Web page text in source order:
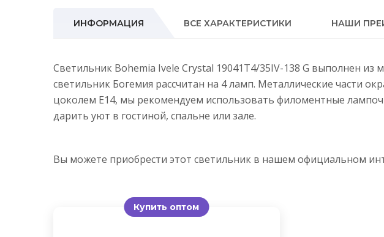
ИНФОРМАЦИЯ ВСЕ ХАРАКТЕРИСТИКИ НАШИ
Светильник Bohemia Ivele Crystal 19041T4/35IV-138 G выполнен из
светильник Богемия рассчитан на 4 ламп. Металлические части
цоколем E14, мы рекомендуем использовать филоментные
дарить уют в гостиной, спальне или зале.
Вы можете приобрести этот светильник в нашем официальном
Купить оптом